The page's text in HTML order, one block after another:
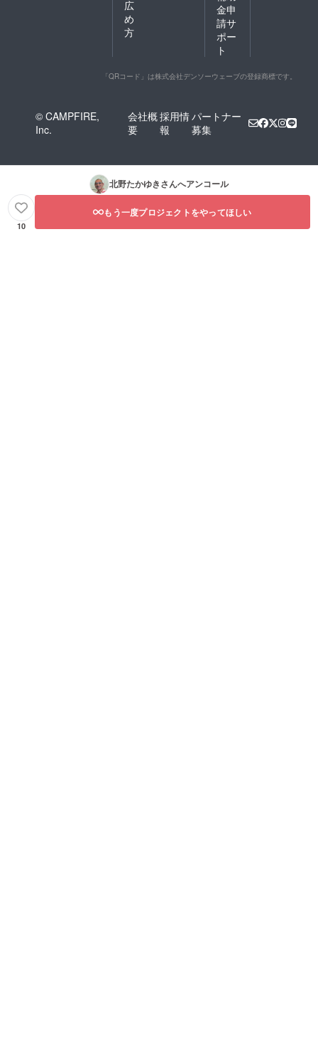
広
め
方
金申
請サ
ポー
ト
「QRコード」は株式会社デンソーウェーブの登録商標です。
© CAMPFIRE,
Inc.
会社概
要
採用情
報
パートナー
募集
北野たかゆきさんへアンコール
10
もう一度プロジェクトをやってほしい